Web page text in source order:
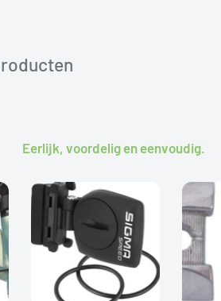
Eerlijk, voordelig en eenvoudig.